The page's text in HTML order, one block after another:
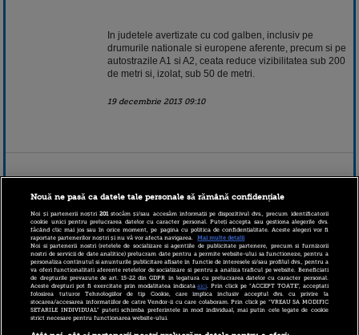
In judetele avertizate cu cod galben, inclusiv pe
drumurile nationale si europene aferente, precum si pe
autostrazile A1 si A2, ceata reduce vizibilitatea sub 200
de metri si, izolat, sub 50 de metri.
19 decembrie 2013 09:10
Nouă ne pasă ca datele tale personale să rămână confidențiale
Noi și partenerii noștri201stocăm și/sau accesăm informații pe dispozitivul dvs., precum identificatorii
cookie unici pentru prelucrarea datelor cu caracter personal. Puteți accepta sau gestiona alegerile dvs.
făcând clic mai jos sau în orice moment, pe pagina cu politica de confidențialitate. Aceste alegeri vor fi
raportate partenerilor noștri și nu vă vor afecta navigarea.
Mai multe detalii
Noi si partenerii nostri (retelele de socializare si agentiile de publicitate partenere, precum si furnizorii
nostri de servicii de date analitice) prelucram date pentru a permite website-ului sa functioneze, pentru a
personaliza continutul si anunturile publicitare afisate in functie de interesele si/sau profilul dvs., pentru a
va oferi functionalitati aferente retelelor de socializare si pentru a analiza traficul pe website. Beneficiati
de drepturile prevazute de art. 15-22 din GDPR in legatura cu prelucrarea datelor cu caracter personal.
Aceste drepturi pot fi exercitate prin modalitatea indicataaici. Prin click pe “ACCEPT TOATE”, acceptati
folosirea tuturor Tehnologiilor de tip Cookie, care implica inclusiv acceptul dvs. cu privire la
stocarea/accesarea informatiilor de catre Vendor-ii cu care colaboram. Prin click pe “VREAU SA MODIFIC
SETARILE INDIVIDUAL” puteti schimba preferintele in mod individual, mai putin cele legate de cookie
strict necesare pentru functionarea website-ului.